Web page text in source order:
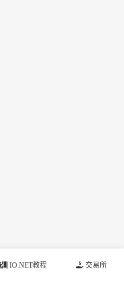
IO.NET教程 交易所